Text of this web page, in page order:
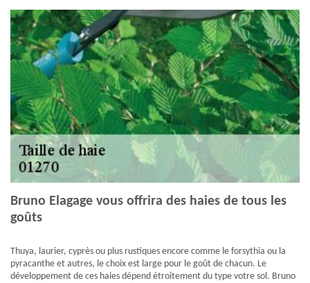
Bruno Elagage vous offrira des haies de tous les
goûts
Thuya, laurier, cyprès ou plus rustiques encore comme le forsythia ou la
pyracanthe et autres, le choix est large pour le goût de chacun. Le
développement de ces haies dépend étroitement du type votre sol. Bruno